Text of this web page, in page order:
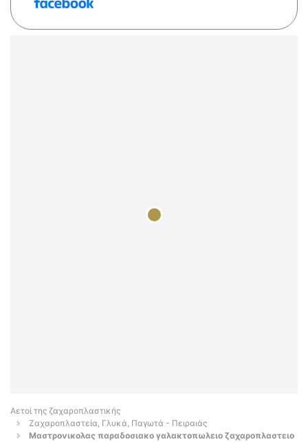
Αετοί της ζαχαροπλαστικής
Ζαχαροπλαστεία, Γλυκά, Παγωτά - Πειραιάς
Μαστρονικολας παραδοσιακο γαλακτοπωλειο ζαχαροπλαστειο